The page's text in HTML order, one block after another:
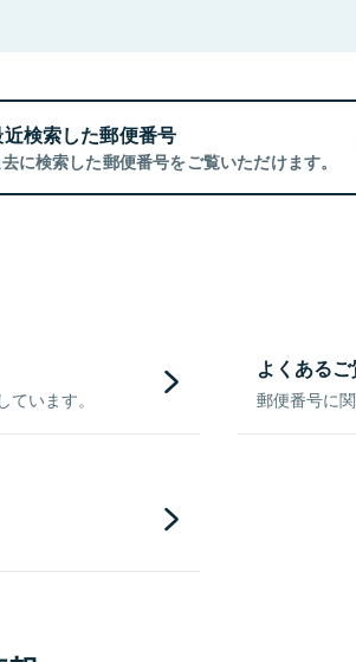
検索した郵便番号
に検索した郵便番号をご覧いただけます。
います。
よくある
郵便番号に